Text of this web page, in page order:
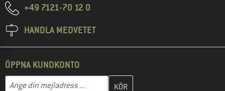
+49 7121-70 12 0
HANDLA MEDVETET
ÖPPNA KUNDKONTO
Mejladress
Skriv in din e-postadress här och skapa ditt kundkonto i nästa